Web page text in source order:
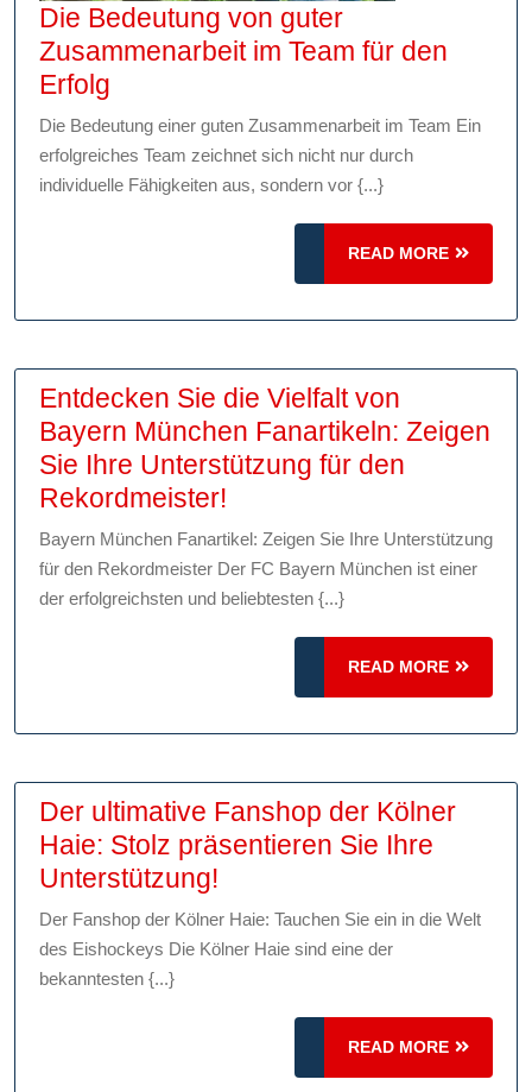
Die Bedeutung von guter
Zusammenarbeit im Team für den
Erfolg
Bedeutung
von
guter
Zusammenarbeit
für
Erfolg
Die Bedeutung einer guten Zusammenarbeit im Team Ein
erfolgreiches Team zeichnet sich nicht nur durch
individuelle Fähigkeiten aus, sondern vor {...}
READ MORE
READ
MORE
Entdecken Sie die Vielfalt von
Bayern München Fanartikeln: Zeigen
Sie Ihre Unterstützung für den
Rekordmeister!
Sie
die
Vielfalt
München
Fanartikeln:
Sie
Ihre
Unterstützung
den
Rekordmeister!
Bayern München Fanartikel: Zeigen Sie Ihre Unterstützung
für den Rekordmeister Der FC Bayern München ist einer
der erfolgreichsten und beliebtesten {...}
READ MORE
READ
MORE
Der ultimative Fanshop der Kölner
Haie: Stolz präsentieren Sie Ihre
Unterstützung!
ultimative
Fanshop
Kölner
Der Fanshop der Kölner Haie: Tauchen Sie ein in die Welt
des Eishockeys Die Kölner Haie sind eine der
bekanntesten {...}
READ MORE
READ
MORE